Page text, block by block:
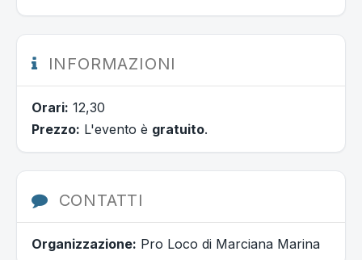
INFORMAZIONI
Orari: 12,30
Prezzo: L'evento è gratuito.
CONTATTI
Organizzazione: Pro Loco di Marciana Marina